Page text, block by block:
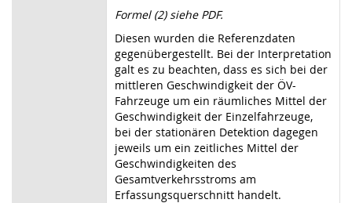
Formel (2) siehe PDF.
Diesen wurden die Referenzdaten
gegenübergestellt. Bei der Interpretation
galt es zu beachten, dass es sich bei der
mittleren Geschwindigkeit der ÖV-
Fahrzeuge um ein räumliches Mittel der
Geschwindigkeit der Einzelfahrzeuge,
bei der stationären Detektion dagegen
jeweils um ein zeitliches Mittel der
Geschwindigkeiten des
Gesamtverkehrsstroms am
Erfassungsquerschnitt handelt.